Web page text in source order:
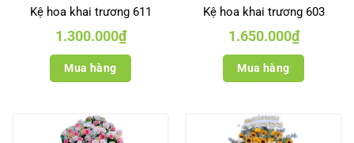
Kệ hoa khai trương 611
1.300.000₫
Mua hàng
Kệ hoa khai trương 603
1.650.000₫
Mua hàng